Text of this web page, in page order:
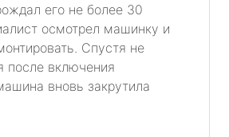
его не более 30
осмотрел машинку и
Спустя не
после включения
вновь закрутила